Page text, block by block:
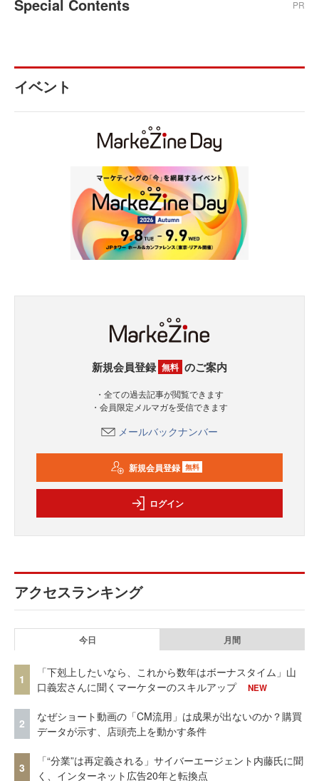
Special Contents PR
イベント
新規会員登録 無料 のご案内
・全ての過去記事が閲覧できます
・会員限定メルマガを受信できます
メールバックナンバー
新規会員登録 無料
ログイン
アクセスランキング
今日 月間
1
「下剋上したいなら、これから数年はボーナスタイム」山
口義宏さんに聞くマーケターのスキルアップ
NEW
2
なぜショート動画の「CM流用」は成果が出ないのか？購買
データが示す、店頭売上を動かす条件
3
「“分業”は再定義される」サイバーエージェント内藤氏に聞
く、インターネット広告20年と転換点